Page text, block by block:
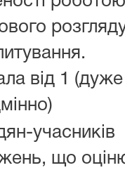
від 1 (дуже
учасників
що